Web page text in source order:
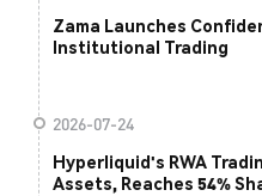
Zama Launches
Institutional Trading
2026-07-24
Hyperliquid's RWA
Assets, Reaches 54%